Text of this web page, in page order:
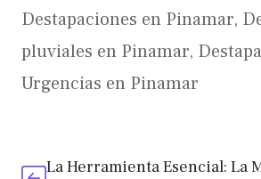
Destapaciones en Pinamar,
pluviales en Pinamar,
Urgencias en Pinamar
La Herramienta Esencial: La